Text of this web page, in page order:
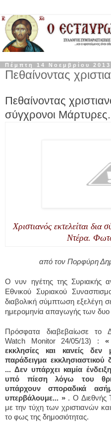
Πέμπτη 14 Νοεμβρίου 2013
Πεθαίνοντας
Πεθαίνοντας
σύγχρονοι
Χριστιανός εκτελείται
Ντέρα.
από τον Πορφύρη
Ο νυν ηγέτης της Συριακής
Εθνικού Συριακού
διαβολική σύμπτωση εξελέγη
ημερομηνία απαγωγής των
Πρόσφατα διαβεβαίωσε το
Watch Monitor 24/05/13) : «
εκκλησίες και κανείς
παράδειγμα
... Δεν υπάρχει καμία
υπό πίεση λόγω του
υπάρχουν σποραδικά
υπερβάλουμε... » . Ο Διεθνής
με την τύχη των χριστιανών
το φως της δημοσιότητας.